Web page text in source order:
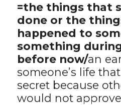
=the things that
done or the
happened to
something
before now/an
someone’s life
secret because
would not